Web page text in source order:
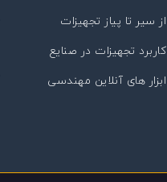
از سیر تا پیاز تجهیزات
کاربرد تجهیزات در صنایع
ابزار های آنلاین مهندسی